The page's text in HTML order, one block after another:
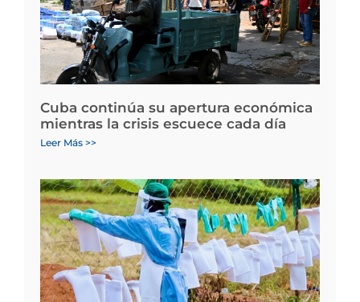
Cuba continúa su apertura económica
mientras la crisis escuece cada día
Leer Más >>